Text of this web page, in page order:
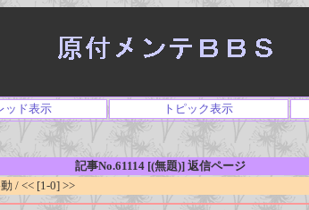
ッド表示 トピック表示
記事No.61114 [(無題)] 返信ページ
/ << [1-0] >>